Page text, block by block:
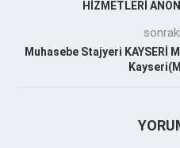
HİZMETLERİ
Muhasebe Stajyeri KAYSERİ